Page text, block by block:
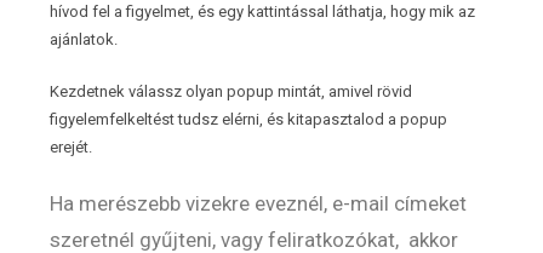
hívod fel a figyelmet, és egy kattintással láthatja, hogy mik az
ajánlatok.
Kezdetnek válassz olyan popup mintát, amivel rövid
figyelemfelkeltést tudsz elérni, és kitapasztalod a popup
erejét.
Ha merészebb vizekre eveznél, e-mail címeket
szeretnél gyűjteni, vagy feliratkozókat, akkor